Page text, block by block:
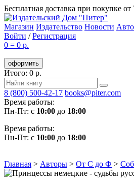
Бесплатная доставка при покупке
Магазин Издательство Новости
Войти /Регистрация
0 = 0 р.
оформить
Итого: 0 р.
8 (800) 500-42-17 books@piter.com
Время работы:
Пн-Пт: с 10:00 до 18:00
Время работы:
Пн-Пт: с 10:00 до 18:00
Главная > Авторы > От С до Ф >